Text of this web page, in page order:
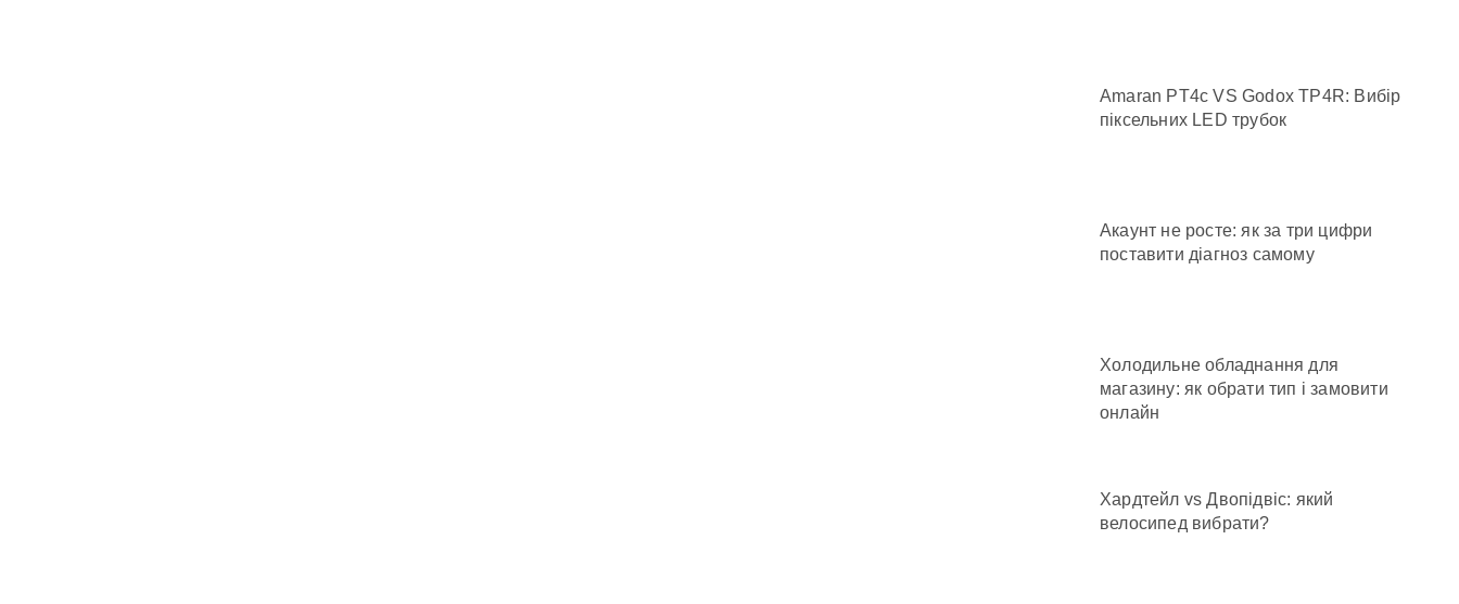
Amaran PT4c VS Godox TP4R: Вибір
піксельних LED трубок
Акаунт не росте: як за три цифри
поставити діагноз самому
Холодильне обладнання для
магазину: як обрати тип і замовити
онлайн
Хардтейл vs Двопідвіс: який
велосипед вибрати?